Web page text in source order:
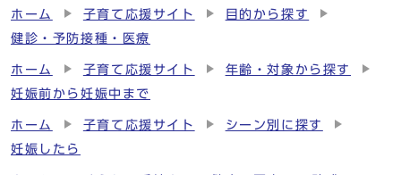
ホーム 子育て応援サイト
目的から探す
健診・予防接種・医療
ホーム 子育て応援サイト
年齢・対象から探す
妊娠前から妊娠中まで
ホーム 子育て応援サイト
シーン別に探す
妊娠したら